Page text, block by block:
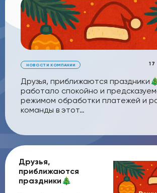
17
НОВОСТИ КОМПАНИИ
Друзья, приближаются
работало спокойно и
режимом обработки платежей и
команды в этот…
Друзья,
приближаются
праздники🎄